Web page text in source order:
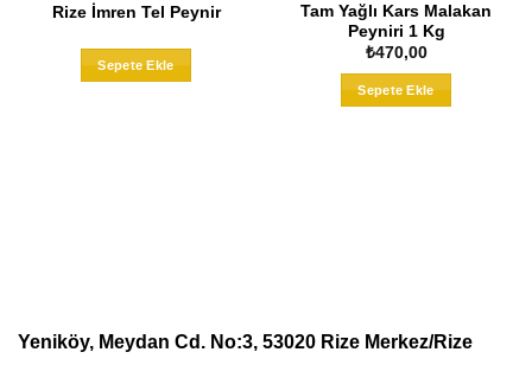
Rize İmren Tel Peynir
Sepete Ekle
Bu
Tam Yağlı Kars Malakan
Peyniri 1 Kg
₺470,00
Sepete Ekle
Yeniköy, Meydan Cd. No:3, 53020 Rize Merkez/Rize